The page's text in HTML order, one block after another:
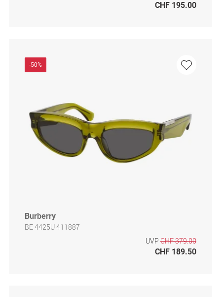
CHF 195.00
-50%
Burberry
BE 4425U 411887
UVP CHF 379.00
CHF 189.50